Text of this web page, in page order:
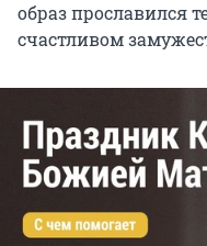
образ прославился
счастливом